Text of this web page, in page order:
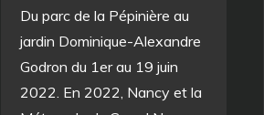
Du parc de la Pépinière au
jardin Dominique-Alexandre
Godron du 1er au 19 juin
2022. En 2022, Nancy et la